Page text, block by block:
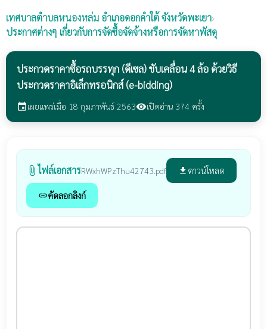
เทศบาลตำบลหนองหล่ม อำเภอดอกคำใต้ จังหวัดพะเยา›
ประกาศต่างๆ เกี่ยวกับการจัดซื้อจัดจ้างหรือการจัดหาพัสดุ
ประกวดราคาซื้อรถบรรทุก (ดีเซล) ขับเคลื่อน 4 ล้อ ด้วยวิธี
ประกวดราคาอิเล็กทรอนิกส์ (e-bidding)
eventเผยแพร่เมื่อ 18 กุมภาพันธ์ 2563visibilityเปิดอ่าน 374 ครั้ง
attach_file ไฟล์เอกสารRWxhWPzThu42743.pdf file_download ดาวน์โหลด
linkคัดลอกลิงก์